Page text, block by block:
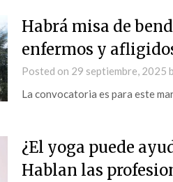
Habrá misa de
enfermos y
Posted on 29 septiembre, 2025
La convocatoria es para este
¿El yoga puede
Hablan las